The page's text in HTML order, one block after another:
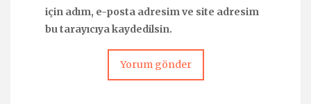
için adım, e-posta adresim ve site adresim
bu tarayıcıya kaydedilsin.